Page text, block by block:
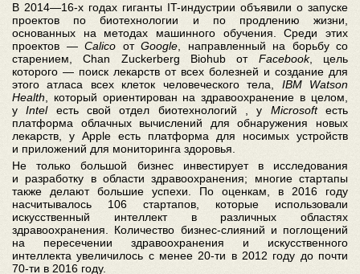
В 2014—16-х годах гиганты IT-индустрии объявили о запуске
проектов по биотехнологии и по продлению жизни,
основанных на методах машинного обучения. Среди этих
проектов — Calico от Google , направленный на борьбу со
старением, Chan Zuckerberg Biohub от Facebook, цель
которого — поиск лекарств от всех болезней и создание для
этого атласа всех клеток человеческого тела, IBM Watson
Health , который ориентирован на здравоохранение в целом,
уIntelесть свой отдел биотехнологий , у Microsoftесть
платформа облачных вычислений для обнаружения новых
лекарств, у Apple есть платформа для носимых устройств
и приложений для мониторинга здоровья.
Не только большой бизнес инвестирует в исследования
и разработку в области здравоохранения; многие стартапы
также делают большие успехи. По оценкам, в 2016 году
насчитывалось 106 стартапов, которые использовали
искусственный интеллект в различных областях
здравоохранения. Количество бизнес-слияний и поглощений
на пересечении здравоохранения и искусственного
интеллекта увеличилось с менее 20-ти в 2012 году до почти
70-ти в 2016 году.